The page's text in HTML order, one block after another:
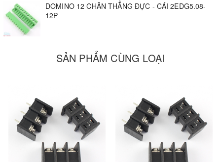
DOMINO 12 CHÂN THẲNG ĐỰC - CÁI 2EDG5.08-
12P
SẢN PHẨM CÙNG LOẠI